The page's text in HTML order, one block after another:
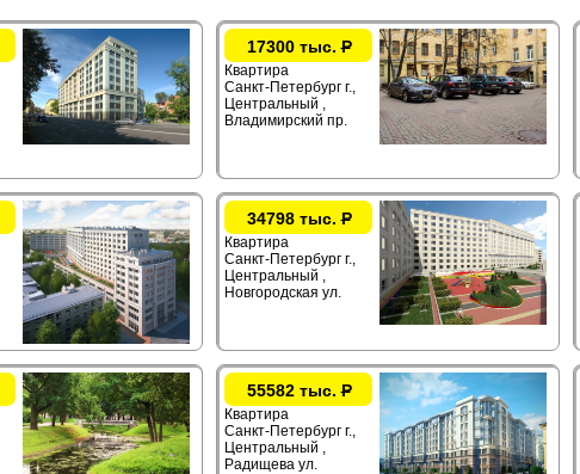
17300 тыс.Р
Квартира
Санкт-Петербург г.,
Центральный ,
Владимирский пр.
34798 тыс.Р
Квартира
Санкт-Петербург г.,
Центральный ,
Новгородская ул.
55582 тыс.Р
Квартира
Санкт-Петербург г.,
Центральный ,
Радищева ул.